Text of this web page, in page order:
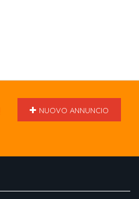
NUOVO ANNUNCIO